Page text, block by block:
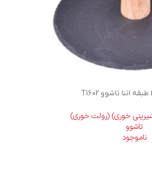
خوری) (رولت خوری)
تاشوو
ناموجود